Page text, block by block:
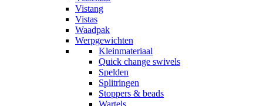
Vistang
Vistas
Waadpak
Werpgewichten
Kleinmateriaal
Quick change swivels
Spelden
Splitringen
Stoppers & beads
Wartels